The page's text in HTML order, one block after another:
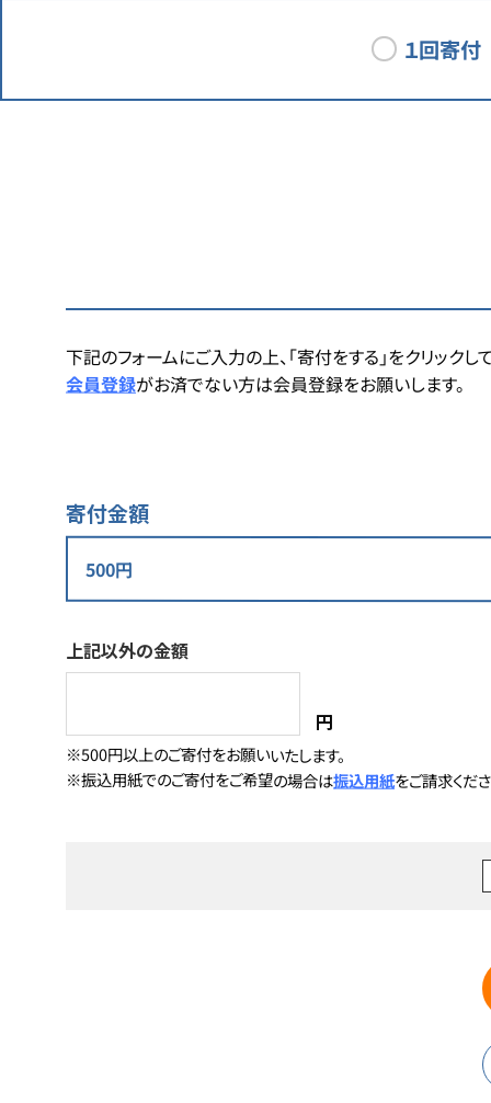
１回寄付
下記のフォームにご入力の上、「寄付をする」をクリックし
会員登録がお済でない方は会員登録をお願いします。
寄付金額
上記以外の金額
円
※500円以上のご寄付をお願いいたします。
※振込用紙でのご寄付をご希望の場合は振込用紙をご請求くださ